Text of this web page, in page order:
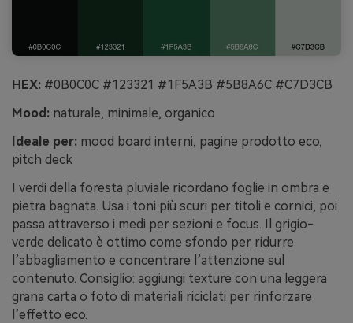
HEX: #0B0C0C #123321 #1F5A3B #5B8A6C #C7D3CB
Mood: naturale, minimale, organico
Ideale per: mood board interni, pagine prodotto eco,
pitch deck
I verdi della foresta pluviale ricordano foglie in ombra e
pietra bagnata. Usa i toni più scuri per titoli e cornici, poi
passa attraverso i medi per sezioni e focus. Il grigio-
verde delicato è ottimo come sfondo per ridurre
l’abbagliamento e concentrare l’attenzione sul
contenuto. Consiglio: aggiungi texture con una leggera
grana carta o foto di materiali riciclati per rinforzare
l’effetto eco.